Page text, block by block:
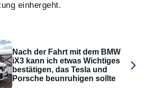
einhergeht.
Nach der Fahrt mit dem BMW
iX3 kann ich etwas Wichtiges
bestätigen, das Tesla und
Porsche beunruhigen sollte